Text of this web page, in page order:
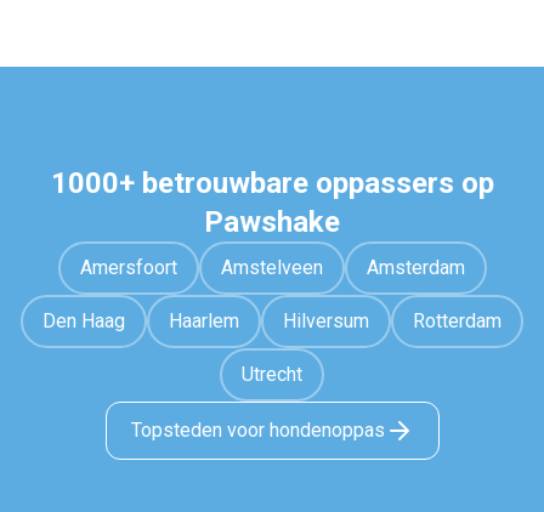
1000+ betrouwbare oppassers op
Pawshake
Amersfoort Amstelveen Amsterdam
Den Haag Haarlem Hilversum Rotterdam
Utrecht
Topsteden voor hondenoppas